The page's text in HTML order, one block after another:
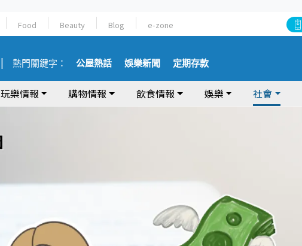
Food Beauty Blog e-zone
熱門關鍵字： 公屋熱話 娛樂新聞 定期存款
玩樂情報 購物情報 飲食情報 娛樂 社會